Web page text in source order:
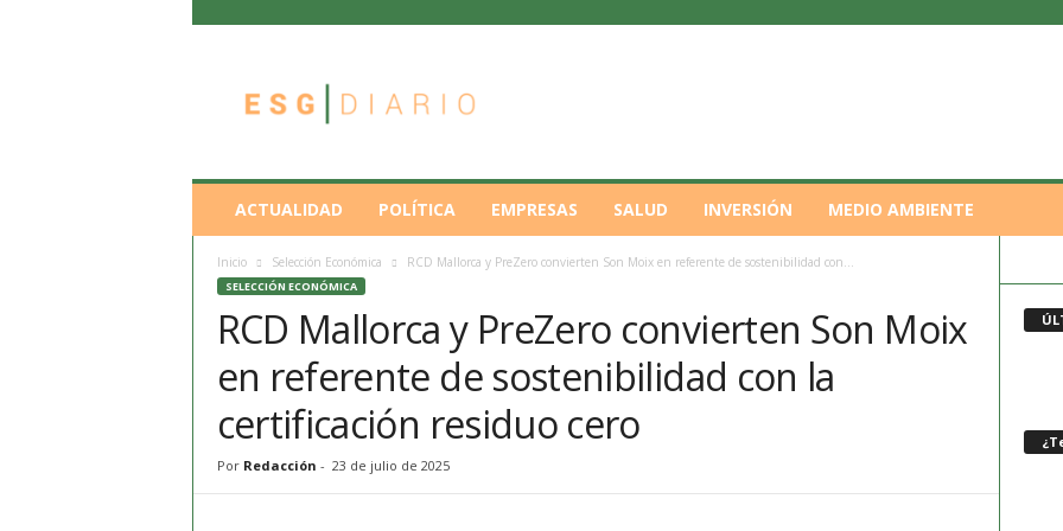
ACTUALIDAD POLÍTICA EMPRESAS SALUD INVERSIÓN MEDIO AMBIENTE
Inicio Selección Económica RCD Mallorca y PreZero convierten Son Moix en referente de sostenibilidad con...
SELECCIÓN ECONÓMICA
RCD Mallorca y PreZero convierten Son Moix
en referente de sostenibilidad con la
certificación residuo cero
Por Redacción - 23 de julio de 2025